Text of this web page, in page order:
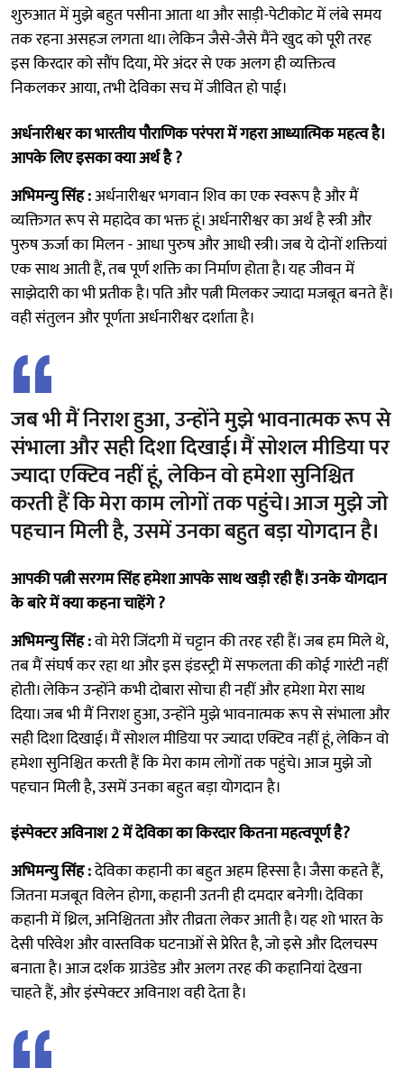
शुरुआत में मुझे बहुत पसीना आता था और साड़ी-पेटीकोट में लंबे समय
तक रहना असहज लगता था। लेकिन जैसे-जैसे मैंने खुद को पूरी तरह
इस किरदार को सौंप दिया, मेरे अंदर से एक अलग ही व्यक्तित्व
निकलकर आया, तभी देविका सच में जीवित हो पाई।
अर्धनारीश्वर का भारतीय पौराणिक परंपरा में गहरा आध्यात्मिक महत्व है।
आपके लिए इसका क्या अर्थ है ?
अभिमन्यु सिंह :अर्धनारीश्वर भगवान शिव का एक स्वरूप है और मैं
व्यक्तिगत रूप से महादेव का भक्त हूं। अर्धनारीश्वर का अर्थ है स्त्री और
पुरुष ऊर्जा का मिलन - आधा पुरुष और आधी स्त्री। जब ये दोनों शक्तियां
एक साथ आती हैं, तब पूर्ण शक्ति का निर्माण होता है। यह जीवन में
साझेदारी का भी प्रतीक है। पति और पत्नी मिलकर ज्यादा मजबूत बनते हैं।
वही संतुलन और पूर्णता अर्धनारीश्वर दर्शाता है।
जब भी मैं निराश हुआ, उन्होंने मुझे भावनात्मक रूप से
संभाला और सही दिशा दिखाई। मैं सोशल मीडिया पर
ज्यादा एक्टिव नहीं हूं, लेकिन वो हमेशा सुनिश्चित
करती हैं कि मेरा काम लोगों तक पहुंचे। आज मुझे जो
पहचान मिली है, उसमें उनका बहुत बड़ा योगदान है।
आपकी पत्नी सरगम सिंह हमेशा आपके साथ खड़ी रही हैं। उनके योगदान
के बारे में क्या कहना चाहेंगे ?
अभिमन्यु सिंह :वो मेरी जिंदगी में चट्टान की तरह रही हैं। जब हम मिले थे,
तब मैं संघर्ष कर रहा था और इस इंडस्ट्री में सफलता की कोई गारंटी नहीं
होती। लेकिन उन्होंने कभी दोबारा सोचा ही नहीं और हमेशा मेरा साथ
दिया। जब भी मैं निराश हुआ, उन्होंने मुझे भावनात्मक रूप से संभाला और
सही दिशा दिखाई। मैं सोशल मीडिया पर ज्यादा एक्टिव नहीं हूं, लेकिन वो
हमेशा सुनिश्चित करती हैं कि मेरा काम लोगों तक पहुंचे। आज मुझे जो
पहचान मिली है, उसमें उनका बहुत बड़ा योगदान है।
इंस्पेक्टर अविनाश 2 में देविका का किरदार कितना महत्वपूर्ण है?
अभिमन्यु सिंह :देविका कहानी का बहुत अहम हिस्सा है। जैसा कहते हैं,
जितना मजबूत विलेन होगा, कहानी उतनी ही दमदार बनेगी। देविका
कहानी में थ्रिल, अनिश्चितता और तीव्रता लेकर आती है। यह शो भारत के
देसी परिवेश और वास्तविक घटनाओं से प्रेरित है, जो इसे और दिलचस्प
बनाता है। आज दर्शक ग्राउंडेड और अलग तरह की कहानियां देखना
चाहते हैं, और इंस्पेक्टर अविनाश वही देता है।